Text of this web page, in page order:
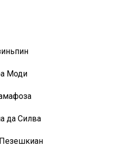
Моди
да Силва